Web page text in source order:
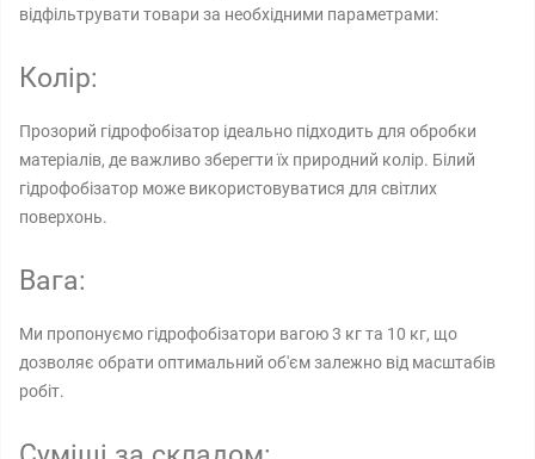
відфільтрувати товари за необхідними параметрами:
Колір:
Прозорий гідрофобізатор ідеально підходить для обробки
матеріалів, де важливо зберегти їх природний колір. Білий
гідрофобізатор може використовуватися для світлих
поверхонь.
Вага:
Ми пропонуємо гідрофобізатори вагою 3 кг та 10 кг, що
дозволяє обрати оптимальний об'єм залежно від масштабів
робіт.